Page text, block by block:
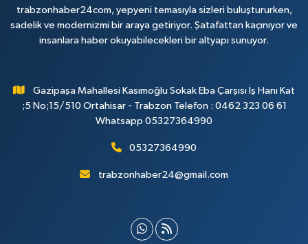
trabzonhaber24com, yepyeni temasıyla sizleri buluştururken,
sadelik ve modernizmi bir araya getiriyor. Şatafattan kaçınıyor ve
insanlara haber okuyabilecekleri bir altyapı sunuyor.
Gazipaşa Mahallesi Kasımoğlu Sokak Eba Çarşısı İş Hanı Kat
;5 No;15/510 Ortahisar - Trabzon Telefon : 0462 323 06 61
Whatsapp 05327364990
05327364990
trabzonhaber24@gmail.com